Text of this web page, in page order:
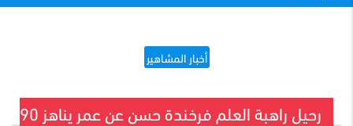
أخبار المشاهير
رحيل راهبة العلم فرخندة حسن عن عمر يناهز 90